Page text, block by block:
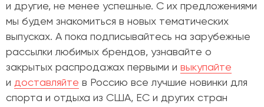
и другие, не менее успешные. С их предложениями
мы будем знакомиться в новых тематических
выпусках. А пока подписывайтесь на зарубежные
рассылки любимых брендов, узнавайте о
закрытых распродажах первыми и выкупайте
и доставляйте в Россию все лучшие новинки для
спорта и отдыха из США, ЕС и других стран